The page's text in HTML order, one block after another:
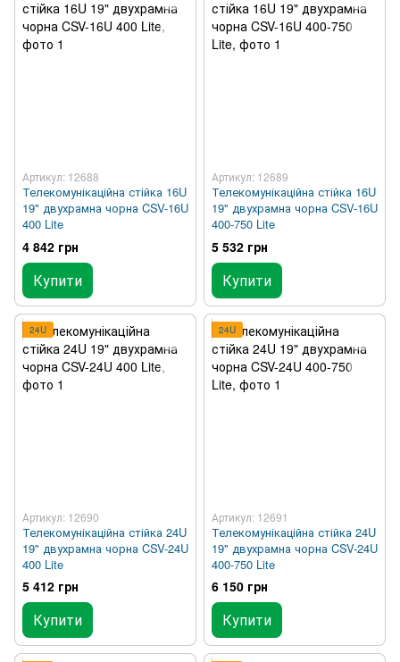
Артикул: 12688
Телекомунікаційна стійка 16U
19" двухрамна чорна CSV-16U
400 Lite
4 842 грн
Купити
Артикул: 12689
Телекомунікаційна стійка 16U
19" двухрамна чорна CSV-16U
400-750 Lite
5 532 грн
Купити
24U
Артикул: 12690
Телекомунікаційна стійка 24U
19" двухрамна чорна CSV-24U
400 Lite
5 412 грн
Купити
24U
Артикул: 12691
Телекомунікаційна стійка 24U
19" двухрамна чорна CSV-24U
400-750 Lite
6 150 грн
Купити